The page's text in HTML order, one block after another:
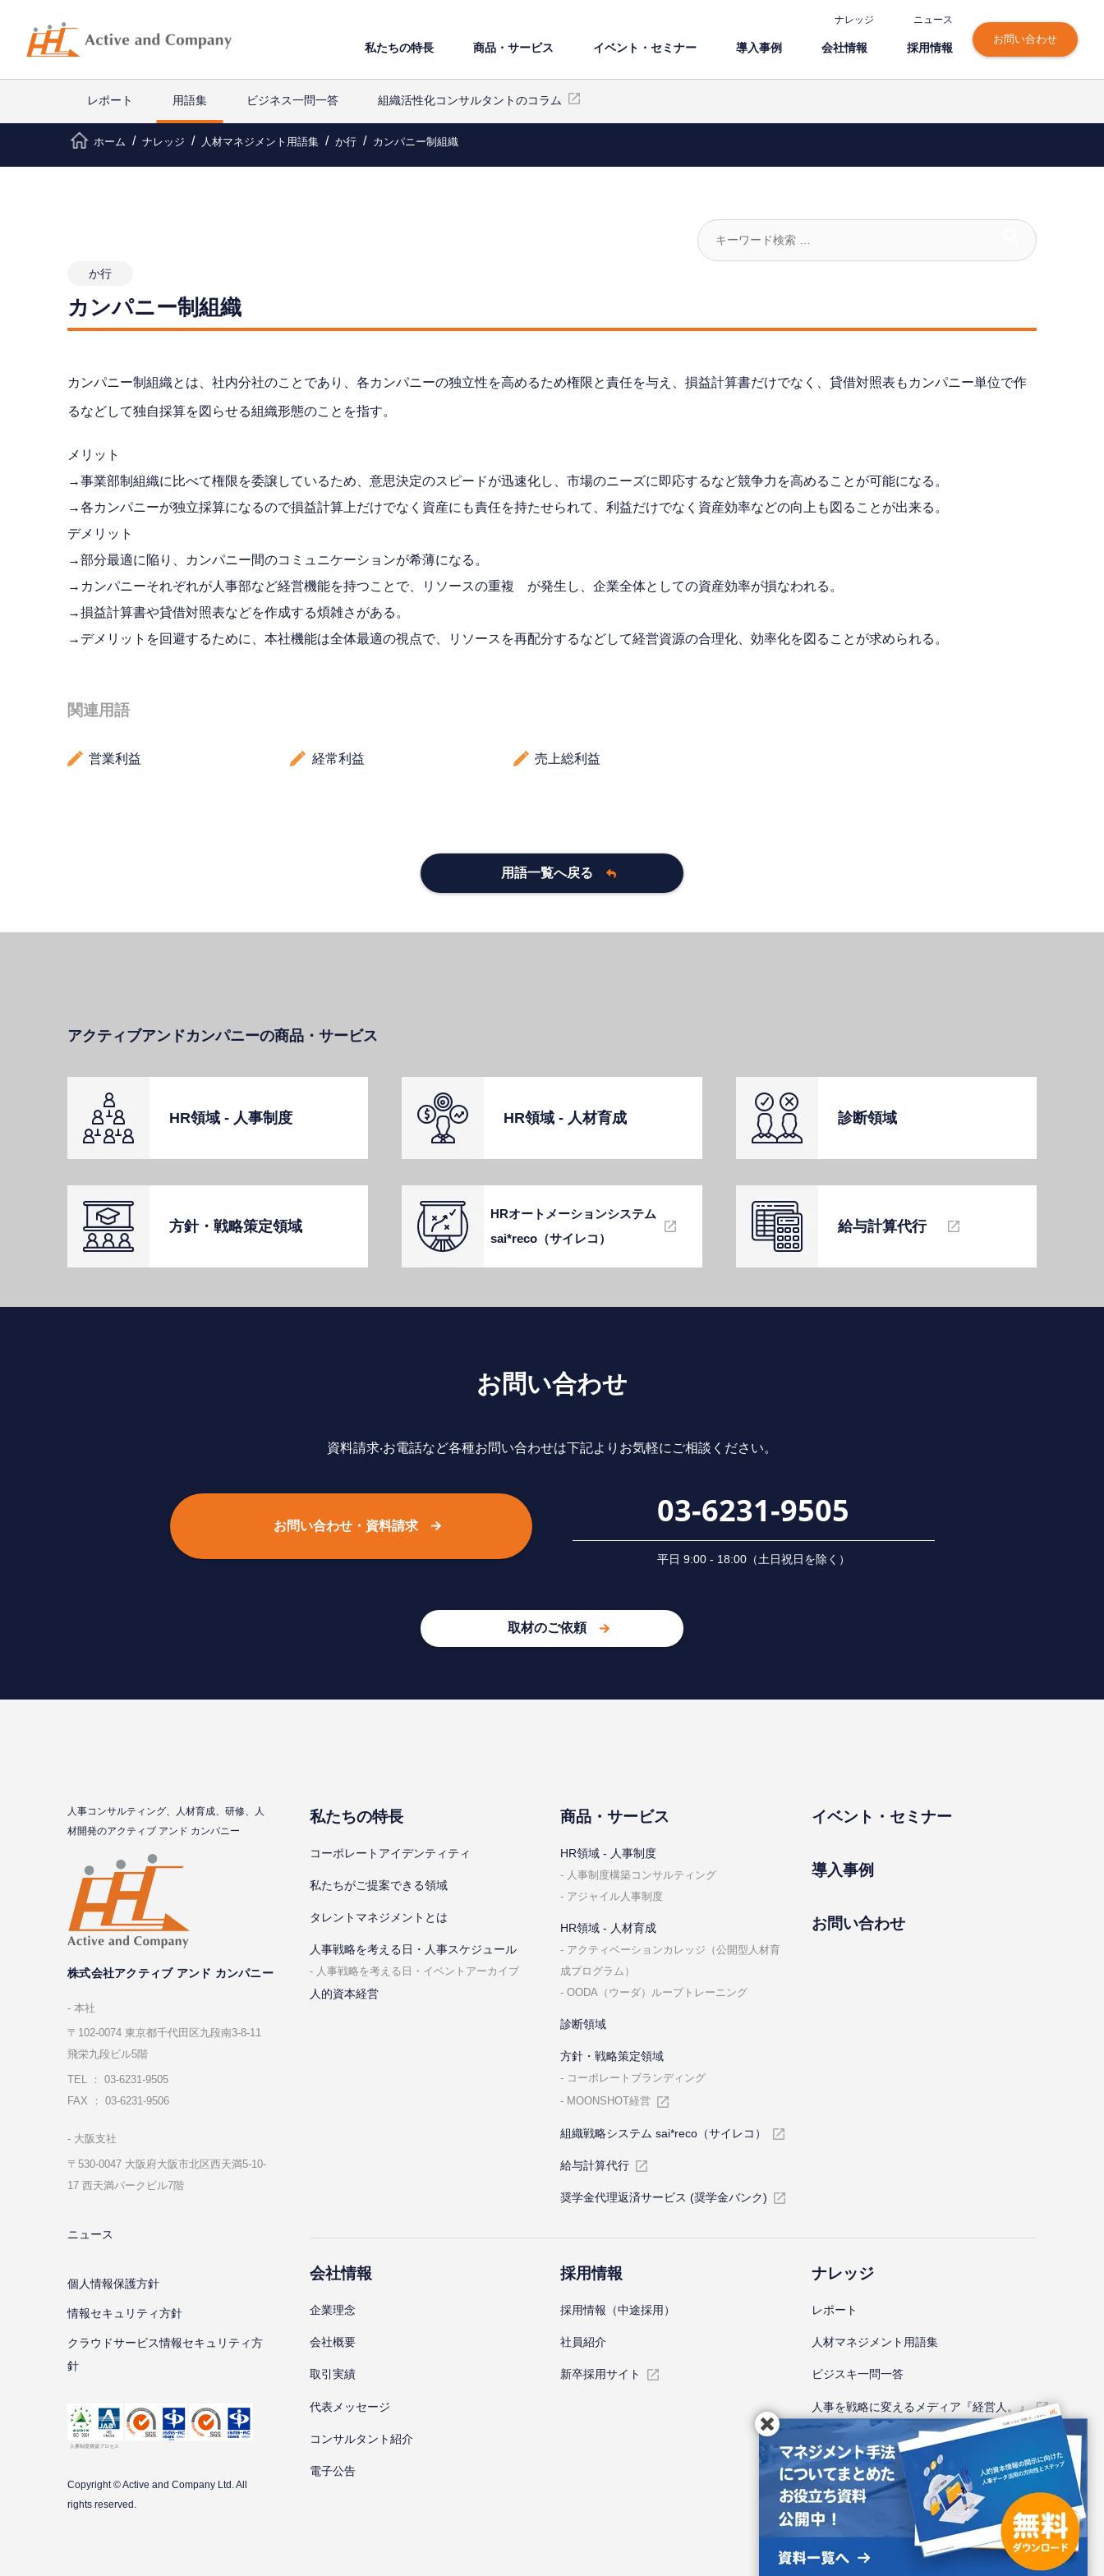
ナレッジ ニュース
私たちの特⻑ 商品・サービス イベント・セミナー 導⼊事例 会社情報 採⽤情報
お問い合わせ
レポート 用語集 ビジネス一問一答 組織活性化コンサルタントのコラム
ホーム ナレッジ 人材マネジメント用語集 か行 カンパニー制組織
か行
カンパニー制組織
カンパニー制組織とは、社内分社のことであり、各カンパニーの独立性を高めるため権限と責任を与え、損益計算書だけでなく、貸借対照表もカンパニー単位で作
るなどして独自採算を図らせる組織形態のことを指す。
メリット
→事業部制組織に比べて権限を委譲しているため、意思決定のスピードが迅速化し、市場のニーズに即応するなど競争力を高めることが可能になる。
→各カンパニーが独立採算になるので損益計算上だけでなく資産にも責任を持たせられて、利益だけでなく資産効率などの向上も図ることが出来る。
デメリット
→部分最適に陥り、カンパニー間のコミュニケーションが希薄になる。
→カンパニーそれぞれが人事部など経営機能を持つことで、リソースの重複 が発生し、企業全体としての資産効率が損なわれる。
→損益計算書や貸借対照表などを作成する煩雑さがある。
→デメリットを回避するために、本社機能は全体最適の視点で、リソースを再配分するなどして経営資源の合理化、効率化を図ることが求められる。
関連用語
営業利益 経常利益 売上総利益
用語一覧へ戻る
アクティブアンドカンパニーの商品・サービス
HR領域 - ⼈事制度 HR領域 - ⼈材育成 診断領域
⽅針・戦略策定領域
HRオートメーションシステム
sai*reco（サイレコ）
給与計算代⾏
お問い合わせ
資料請求‧お電話など各種お問い合わせは下記よりお気軽にご相談ください。
お問い合わせ・資料請求 03-6231-9505
平⽇ 9:00 - 18:00（⼟⽇祝⽇を除く）
取材のご依頼
⼈事コンサルティング、⼈材育成、研修、⼈
材開発のアクティブ アンド カンパニー
株式会社アクティブ アンド カンパニー
本社
〒102-0074 東京都千代⽥区九段南3-8-11
飛栄九段ビル5階
TEL ： 03-6231-9505
FAX ： 03-6231-9506
⼤阪⽀社
〒530-0047 ⼤阪府⼤阪市北区⻄天満5-10-
17 ⻄天満パークビル7階
ニュース
個⼈情報保護⽅針
情報セキュリティ⽅針
クラウドサービス情報セキュリティ方
針
Copyright © Active and Company Ltd. All
rights reserved.
私たちの特⻑
コーポレートアイデンティティ
私たちがご提案できる領域
タレントマネジメントとは
⼈事戦略を考える⽇・⼈事スケジュール
⼈事戦略を考える⽇・イベントアーカイブ
人的資本経営
商品・サービス
HR領域 - ⼈事制度
⼈事制度構築コンサルティング
アジャイル⼈事制度
HR領域 - ⼈材育成
アクティベーションカレッジ（公開型⼈材育
成プログラム）
OODA（ウーダ）ループトレーニング
診断領域
⽅針・戦略策定領域
コーポレートブランディング
MOONSHOT経営
組織戦略システム sai*reco（サイレコ）
給与計算代⾏
奨学金代理返済サービス (奨学金バンク)
イベント・セミナー
導⼊事例
お問い合わせ
会社情報
企業理念
会社概要
取引実績
代表メッセージ
コンサルタント紹介
電子公告
採⽤情報
採⽤情報（中途採⽤）
社員紹介
新卒採⽤サイト
ナレッジ
レポート
⼈材マネジメント⽤語集
ビジスキ⼀問⼀答
人事を戦略に変えるメディア『経営人。』